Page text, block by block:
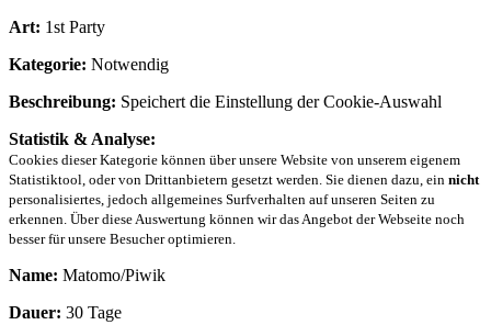
Art: 1st Party
Kategorie: Notwendig
Beschreibung: Speichert die Einstellung der Cookie-Auswahl
Statistik & Analyse:
Cookies dieser Kategorie können über unsere Website von unserem eigenem
Statistiktool, oder von Drittanbietern gesetzt werden. Sie dienen dazu, ein nicht
personalisiertes, jedoch allgemeines Surfverhalten auf unseren Seiten zu
erkennen. Über diese Auswertung können wir das Angebot der Webseite noch
besser für unsere Besucher optimieren.
Name: Matomo/Piwik
Dauer: 30 Tage